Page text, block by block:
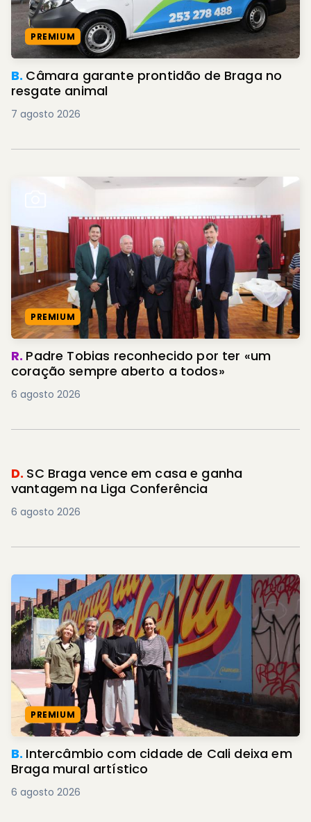
PREMIUM
B. Câmara garante prontidão de Braga no
resgate animal
7 agosto 2026
PREMIUM
R. Padre Tobias reconhecido por ter «um
coração sempre aberto a todos»
6 agosto 2026
D. SC Braga vence em casa e ganha
vantagem na Liga Conferência
6 agosto 2026
PREMIUM
B. Intercâmbio com cidade de Cali deixa em
Braga mural artístico
6 agosto 2026